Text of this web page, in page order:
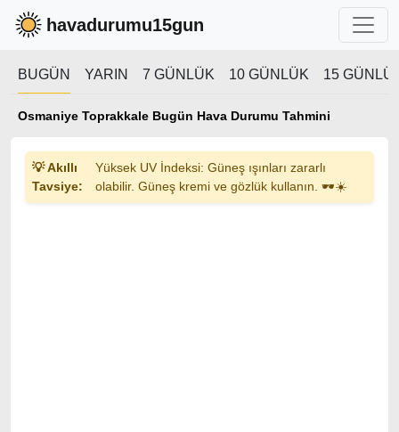
havadurumu15gun
BUGÜN YARIN 7 GÜNLÜK 10 GÜNLÜK 15
Osmaniye Toprakkale Bugün Hava Durumu Tahmini
💡 Akıllı
Tavsiye:
Yüksek UV İndeksi: Güneş ışınları zararlı
olabilir. Güneş kremi ve gözlük kullanın. 🕶️☀️